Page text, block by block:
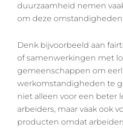
duurzaamheid nemen
om deze
Denk bijvoorbeeld aan
of samenwerkingen met
gemeenschappen om
werkomstandigheden te
niet alleen voor een beter
arbeiders, maar vaak ook
producten omdat